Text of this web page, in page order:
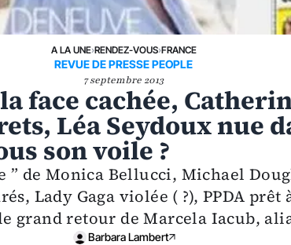
A LA UNE›RENDEZ-VOUS›FRANCE
REVUE DE PRESSE PEOPLE
7 septembre 2013
face cachée,
Léa Seydoux nue
son voile ?
” de Monica Bellucci, Michael
Lady Gaga violée ( ?), PPDA
grand retour de Marcela Iacub,
Barbara Lambert